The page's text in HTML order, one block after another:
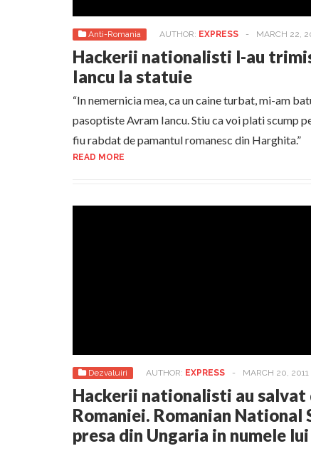
Anti-Romania AUTHOR: EXPRESS - MARCH 22,
Hackerii nationalisti l-au
Iancu la statuie
“In nemernicia mea, ca un caine turbat, mi-am
pasoptiste Avram Iancu. Stiu ca voi plati scump
fiu rabdat de pamantul romanesc din Harghita.”
READ MORE
Dezvaluiri AUTHOR: EXPRESS - MARCH 20, 2011
Hackerii nationalisti au salvat
Romaniei. Romanian
presa din Ungaria in numele